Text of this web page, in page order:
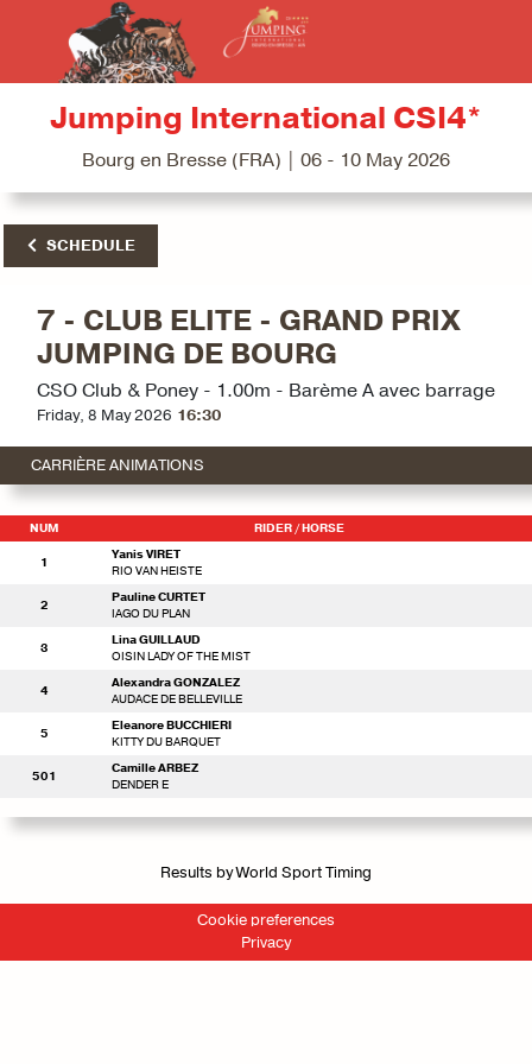
Jumping International CSI4*
Bourg en Bresse (FRA) | 06 - 10 May 2026
SCHEDULE
7 - CLUB ELITE - GRAND PRIX
JUMPING DE BOURG
CSO Club & Poney - 1.00m - Barème A avec barrage
Friday, 8 May 2026 16:30
CARRIÈRE ANIMATIONS
NUM RIDER / HORSE
1
Yanis VIRET
RIO VAN HEISTE
2
Pauline CURTET
IAGO DU PLAN
3
Lina GUILLAUD
OISIN LADY OF THE MIST
4
Alexandra GONZALEZ
AUDACE DE BELLEVILLE
5
Eleanore BUCCHIERI
KITTY DU BARQUET
501
Camille ARBEZ
DENDER E
Results by World Sport Timing
Cookie preferences
Privacy